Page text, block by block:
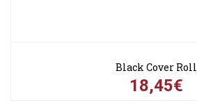
Black Cover Roll
18,45€